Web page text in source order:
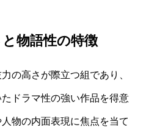
物語性の特徴
の高さが際立つ組であり、
ドラマ性の強い作品を得意
物の内面表現に焦点を当て